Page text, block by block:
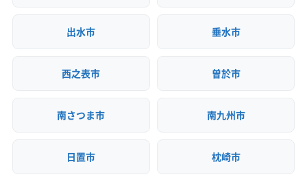
出水市 垂水市
西之表市 曽於市
南さつま市 南九州市
日置市 枕崎市